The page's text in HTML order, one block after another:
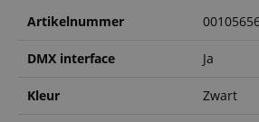
Artikelnummer
DMX interface Ja
Kleur Zwart